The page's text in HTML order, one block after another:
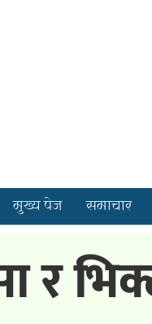
मुख्य पेज समाचार
र